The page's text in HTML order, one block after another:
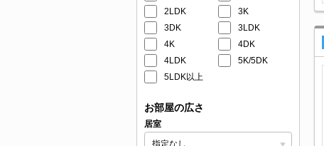
2LDK
3K
3DK
3LDK
4K
4DK
4LDK
5K/5DK
5LDK以上
お部屋の広さ
居室